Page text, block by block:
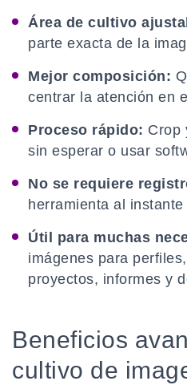
Área de cultivo
parte exacta de la
Mejor composición:
centrar la atención en
Proceso rápido: Crop
sin esperar o usar
No se requiere
herramienta al
Útil para muchas
imágenes para
proyectos, informes y
Beneficios
cultivo de